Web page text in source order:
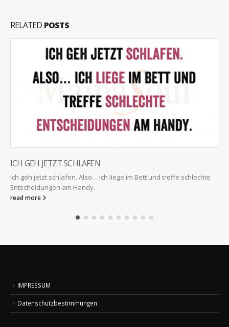
RELATED POSTS
ICH GEH JETZT SCHLAFEN
Ich geh jetzt schlafen. Also… ich liege im Bett und treffe schlechte
Entscheidungen am Handy.
read more
IMPRESSUM
Datenschutzbestimmungen